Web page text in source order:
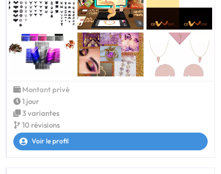
Montant privé
1 jour
3 variantes
10 révisions
Voir le profil